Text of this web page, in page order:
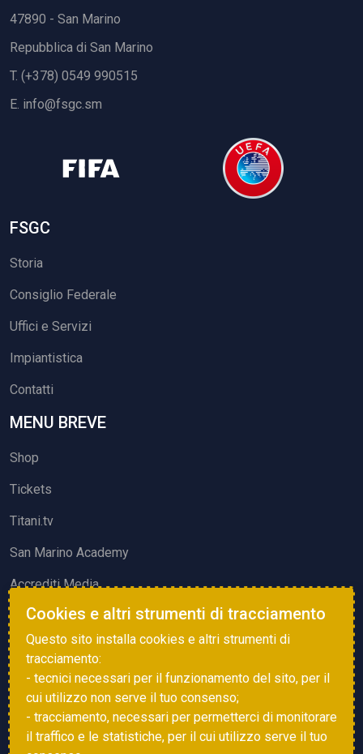
47890 - San Marino
Repubblica di San Marino
T. (+378) 0549 990515
E. info@fsgc.sm
FSGC
Storia
Consiglio Federale
Uffici e Servizi
Impiantistica
Contatti
MENU BREVE
Shop
Tickets
Titani.tv
San Marino Academy
Accrediti Media
ATTIVITÀ ED EVENTI
Squadre di Calcio
Associazione Sammarinese Arbitri
Vota gol e parata
Cookies e altri strumenti di tracciamento
Questo sito installa cookies e altri strumenti di
tracciamento:
- tecnici necessari per il funzionamento del sito, per il
cui utilizzo non serve il tuo consenso;
- tracciamento, necessari per permetterci di monitorare
il traffico e le statistiche, per il cui utilizzo serve il tuo